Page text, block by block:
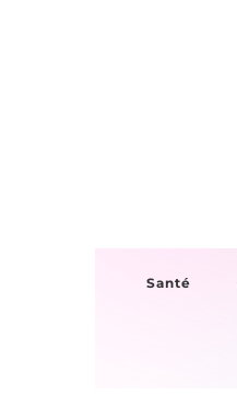
Santé